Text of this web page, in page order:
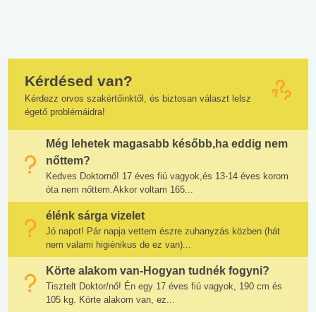
Kérdésed van?
Kérdezz orvos szakértőinktől, és biztosan választ lelsz
égető problémáidra!
Még lehetek magasabb később,ha eddig nem
nőttem?
Kedves Doktornő! 17 éves fiú vagyok,és 13-14 éves korom
óta nem nőttem.Akkor voltam 165...
élénk sárga vizelet
Jó napot! Pár napja vettem észre zuhanyzás közben (hát
nem valami higiénikus de ez van)...
Körte alakom van-Hogyan tudnék fogyni?
Tisztelt Doktor/nő! Én egy 17 éves fiú vagyok, 190 cm és
105 kg. Körte alakom van, ez...